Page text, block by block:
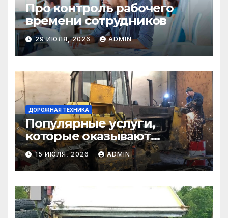
Про контроль рабочего
времени сотрудников
29 ИЮЛЯ, 2026 ADMIN
ДОРОЖНАЯ ТЕХНИКА
Популярные услуги,
которые оказывают
самосвалы в строительстве
и логистике
15 ИЮЛЯ, 2026 ADMIN